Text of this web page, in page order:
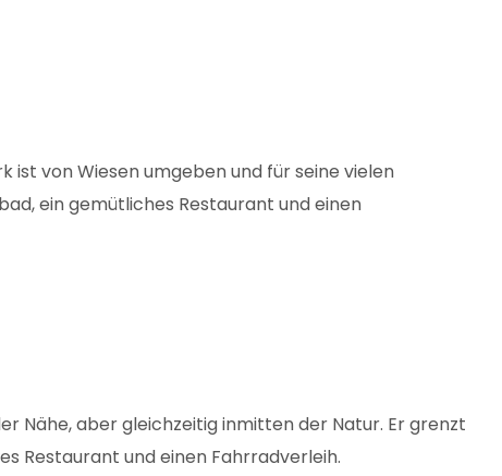
ist von Wiesen umgeben und für seine vielen
ein gemütliches Restaurant und einen
Nähe, aber gleichzeitig inmitten der Natur. Er grenzt
Restaurant und einen Fahrradverleih.